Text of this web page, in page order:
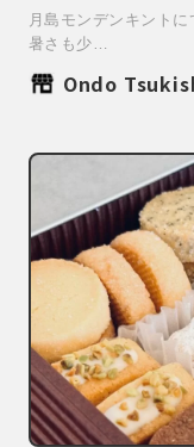
月島モンデンキント
暑さも少…
Ondo